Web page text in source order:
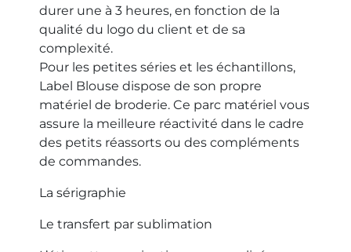
durer une à 3 heures, en fonction de la
qualité du logo du client et de sa
complexité.
Pour les petites séries et les échantillons,
Label Blouse dispose de son propre
matériel de broderie. Ce parc matériel vous
assure la meilleure réactivité dans le cadre
des petits réassorts ou des compléments
de commandes.
La sérigraphie
Le transfert par sublimation